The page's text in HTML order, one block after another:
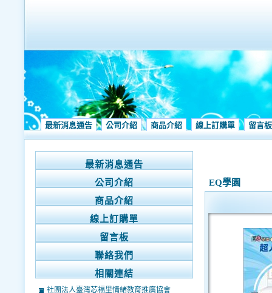
最新消息通告 公司介紹 商品介紹 線上訂購單 留言板
EQ學園
最新消息通告
公司介紹
商品介紹
線上訂購單
留言板
聯絡我們
相關連結
社團法人臺灣芯福里情緒教育推廣協會